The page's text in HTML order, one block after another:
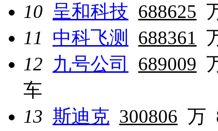
10 呈和科技 688625
11
中科飞测 688361
12 九号公司 689009
车
13 斯迪克 300806 万